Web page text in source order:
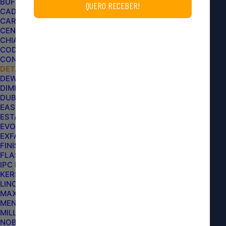
CADILLAC
CARPRO
CENTRALSUL
CHIAPERINI
CODE
CONDOR
DETAILER
DEWALT
DIMENSION CUSTOMS
DUB BOYZ
EASYTECH
ESTAR
EVOX
EXFAK
FINISHER
FLASH LIMP
IPC BRASIL
KERS
LINCOLN
MAXPRO
MENZERNA
MILLS AUTOMOTIVE
NOBRECAR